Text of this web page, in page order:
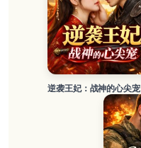
逆袭王妃：战神的心尖宠